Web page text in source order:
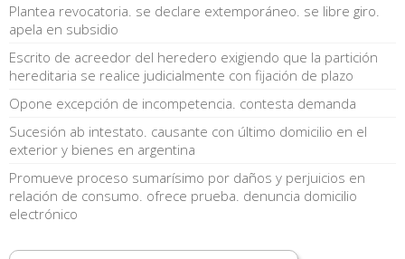
Plantea revocatoria. se declare extemporáneo. se libre giro.
apela en subsidio
Escrito de acreedor del heredero exigiendo que la partición
hereditaria se realice judicialmente con fijación de plazo
Opone excepción de incompetencia. contesta demanda
Sucesión ab intestato. causante con último domicilio en el
exterior y bienes en argentina
Promueve proceso sumarísimo por daños y perjuicios en
relación de consumo. ofrece prueba. denuncia domicilio
electrónico